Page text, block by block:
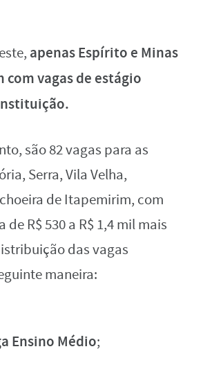
apenas Espírito e Minas
com vagas de estágio
são 82 vagas para as
Serra, Vila Velha,
de Itapemirim, com
R$ 530 a R$ 1,4 mil mais
das vagas
maneira:
Ensino Médio;